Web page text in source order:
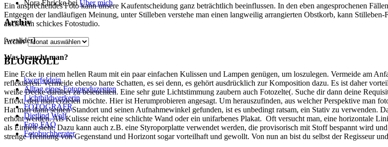
Ein ansprechendes Foto kann unsere Kaufentscheidung ganz beträchtlich beeinflussen. In den eben angesprochenen
Entgegen der landläufigen Meinung, unter Stilleben verstehe man einen langweilig arrangierten Obstkorb, kann
auch kein schickes Fotostudio.
[wzslider]
Was braucht man?
Eine Ecke in einem hellen Raum mit ein paar einfachen Kulissen und Lampen genügen, um loszulegen. Vermeide am
reflektieren. Vermeide ebenso harte Schatten, es sei denn, es gehört ausdrücklich zur Komposition dazu. Es ist daher
weiße Decke darüber zu beleuchten. Eine sehr gute Lichtstimmung zaubern auch Fotozelte(. Suche dir dann deine
Effekt, den man erzielen möchte. Hier ist Herumprobieren angesagt. Um herauszufinden, aus welcher Perspektive man
Hat man dann seinen Standort und seinen Aufnahmewinkel gefunden, ist es unbedingt ratsam, ein Stativ zu
erhöht werden. Als Kulisse reicht eine schlichte Wand oder ein unifarbenes Plakat. Oft versucht man, eine horizontale
als Einheit sieht. Dazu kann auch z.B. eine Styroporplatte verwendet werden, die provisorisch mit Stoff bespannt wird
strenge Trennung von Gegenstand und Horizont sogar vorteilhaft und gewollt. Von nun an bist du selbst der Regisseur
Nora EhrickebeiÜber mich
Archiv
Archiv
BLOGROLL
kwerfeldein
Alltag eines Fotoproduzenten
Lichtbildwerkerin
FOTOGRAFR
Dietlind Wolf
Foto FAQ
Fotobuchberater